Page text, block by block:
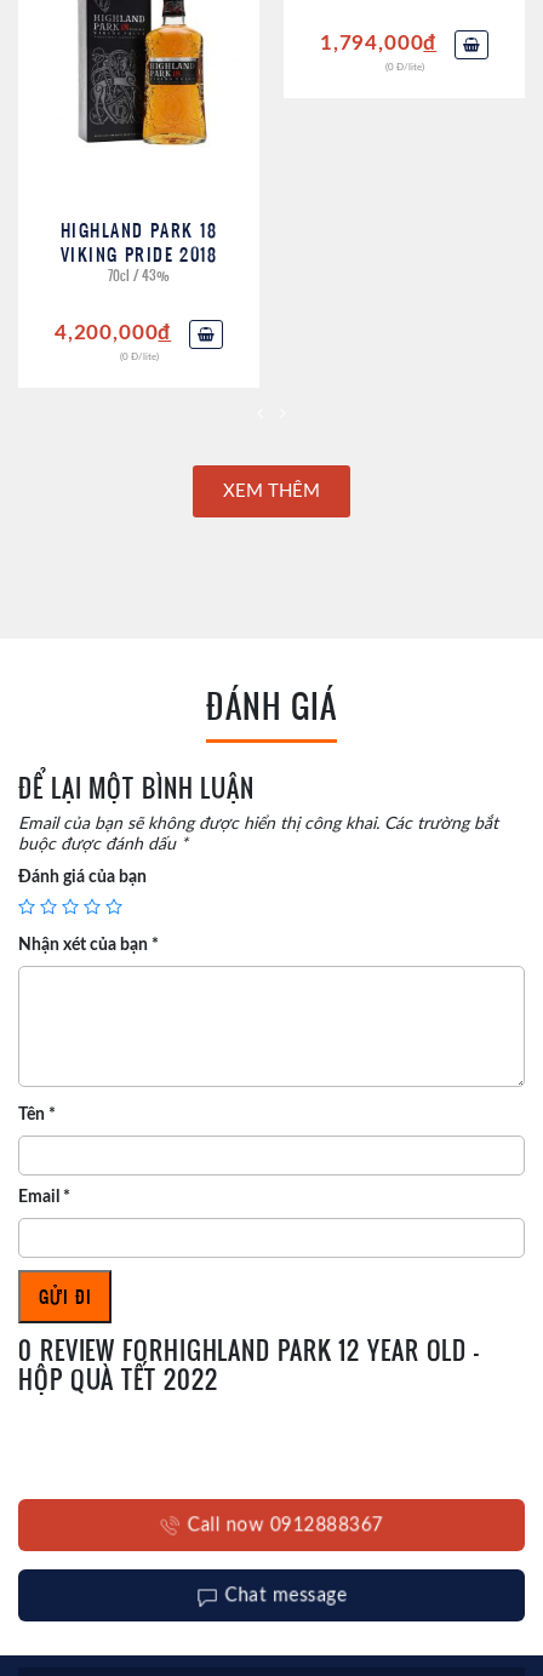
HIGHLAND PARK 18
VIKING PRIDE 2018
70cl / 43%
4,200,000đ
(0 Đ/lite)
1,794,000đ
(0 Đ/lite)
XEM THÊM
ĐÁNH GIÁ
ĐỂ LẠI MỘT BÌNH LUẬN
Email của bạn sẽ không được hiển thị công khai. Các trường bắt
buộc được đánh dấu *
Đánh giá của bạn
Nhận xét của bạn *
Tên *
Email *
0 REVIEW FORHIGHLAND PARK 12 YEAR OLD –
HỘP QUÀ TẾT 2022
Call now 0912888367
Chat message